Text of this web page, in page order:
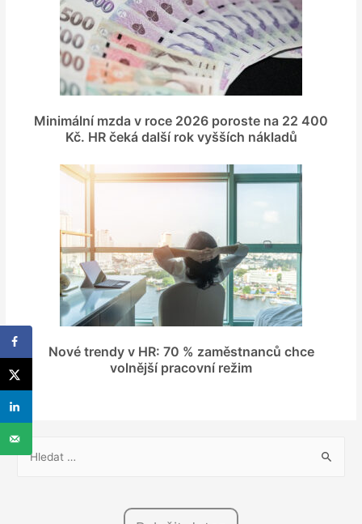
Minimální mzda v roce 2026 poroste na 22 400
Kč. HR čeká další rok vyšších nákladů
Nové trendy v HR: 70 % zaměstnanců chce
volnější pracovní režim
V